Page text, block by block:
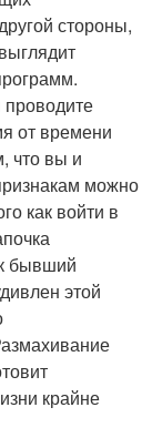
стороны,
от времени
что вы и
можно
как войти в
бывший
этой
крайне